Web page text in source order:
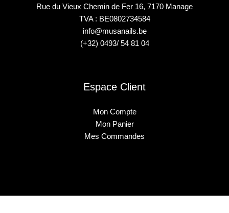
Rue du Vieux Chemin de Fer 16, 7170 Manage
TVA : BE0802734584
info@musanails.be
(+32) 0493/ 54 81 04
Espace Client
Mon Compte
Mon Panier
Mes Commandes